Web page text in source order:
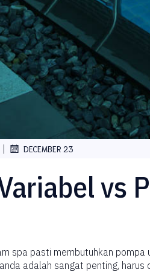
DECEMBER 23
vs
spa pasti membutuhkan pompa
adalah sangat penting,